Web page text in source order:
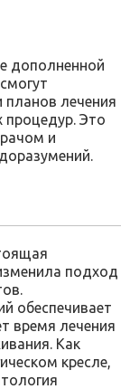
дополненной
планов лечения
процедур. Это
и
подход
обеспечивает
время лечения
Как
кресле,